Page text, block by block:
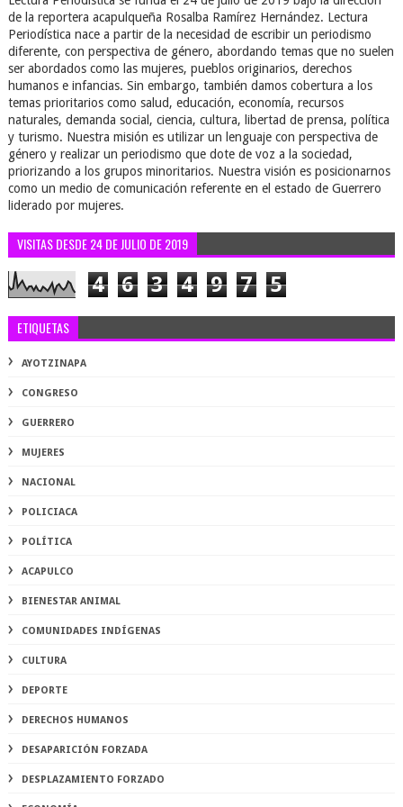
de la reportera acapulqueña Rosalba Ramírez Hernández. Lectura
Periodística nace a partir de la necesidad de escribir un periodismo
diferente, con perspectiva de género, abordando temas que no suelen
ser abordados como las mujeres, pueblos originarios, derechos
humanos e infancias. Sin embargo, también damos cobertura a los
temas prioritarios como salud, educación, economía, recursos
naturales, demanda social, ciencia, cultura, libertad de prensa, política
y turismo. Nuestra misión es utilizar un lenguaje con perspectiva de
género y realizar un periodismo que dote de voz a la sociedad,
priorizando a los grupos minoritarios. Nuestra visión es posicionarnos
como un medio de comunicación referente en el estado de Guerrero
liderado por mujeres.
VISITAS DESDE 24 DE JULIO DE 2019
4 6 3 4 9 7 5
ETIQUETAS
AYOTZINAPA
CONGRESO
GUERRERO
MUJERES
NACIONAL
POLICIACA
POLÍTICA
ACAPULCO
BIENESTAR ANIMAL
COMUNIDADES INDÍGENAS
CULTURA
DEPORTE
DERECHOS HUMANOS
DESAPARICIÓN FORZADA
DESPLAZAMIENTO FORZADO